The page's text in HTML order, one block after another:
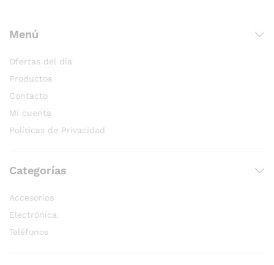
Menú
Ofertas del día
Productos
Contacto
Mi cuenta
Políticas de Privacidad
Categorías
Accesorios
Electrónica
Teléfonos